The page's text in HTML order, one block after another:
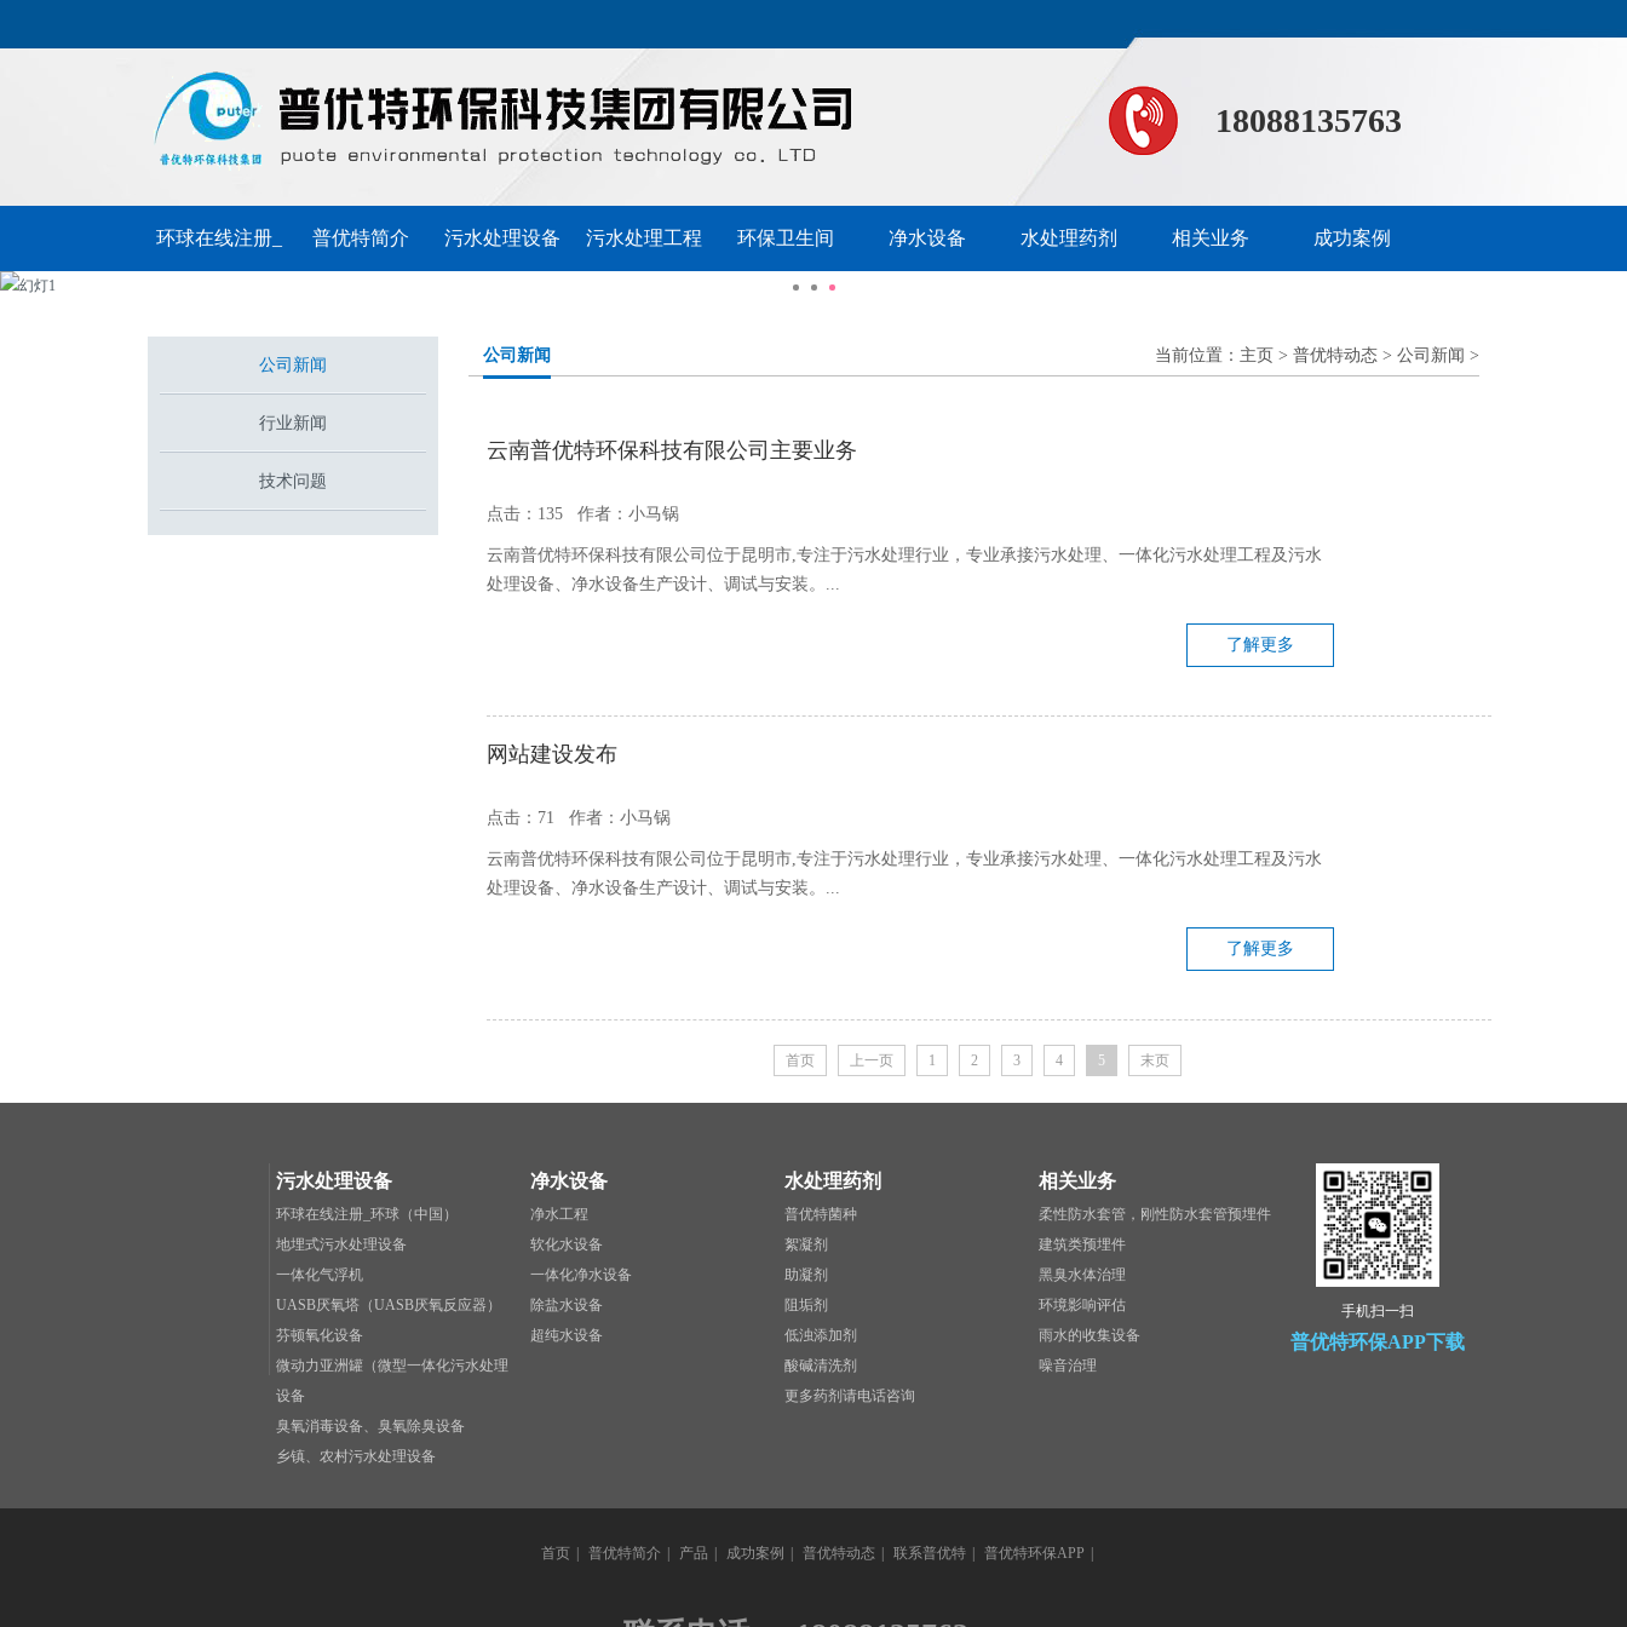
18088135763
环球在线注册_ 普优特简介 污水处理设备 污水处理工程 环保卫生间 净水设备 水处理药剂 相关业务 成功案例
公司新闻
行业新闻
技术问题
公司新闻 当前位置： 主页 > 普优特动态 > 公司新闻 >
云南普优特环保科技有限公司主要业务
点击：135 作者：小马锅
云南普优特环保科技有限公司位于昆明市,专注于污水处理行业，专业承接污水处理、一体化污水处理工程及污水
处理设备、净水设备生产设计、调试与安装。...
了解更多
网站建设发布
点击：71 作者：小马锅
云南普优特环保科技有限公司位于昆明市,专注于污水处理行业，专业承接污水处理、一体化污水处理工程及污水
处理设备、净水设备生产设计、调试与安装。...
了解更多
首页 上一页 1 2 3 4 5 末页
污水处理设备
环球在线注册_环球（中国）
地埋式污水处理设备
一体化气浮机
UASB厌氧塔（UASB厌氧反应器）
芬顿氧化设备
微动力亚洲罐（微型一体化污水处理
设备
臭氧消毒设备、臭氧除臭设备
乡镇、农村污水处理设备
净水设备
净水工程
软化水设备
一体化净水设备
除盐水设备
超纯水设备
水处理药剂
普优特菌种
絮凝剂
助凝剂
阻垢剂
低浊添加剂
酸碱清洗剂
更多药剂请电话咨询
相关业务
柔性防水套管，刚性防水套管预埋件
建筑类预埋件
黑臭水体治理
环境影响评估
雨水的收集设备
噪音治理
手机扫一扫
普优特环保APP下载
首页 普优特简介 产品 成功案例 普优特动态 联系普优特 普优特环保APP